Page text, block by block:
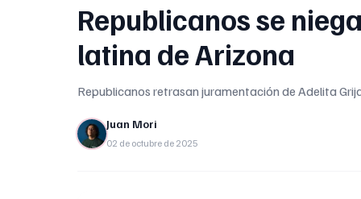
Republicanos se
latina de Arizona
Republicanos retrasan juramentación de Adelita
Juan Mori
02 de octubre de 2025